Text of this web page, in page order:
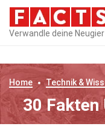
Verwandle deine
Home Technik &
30 Fakten